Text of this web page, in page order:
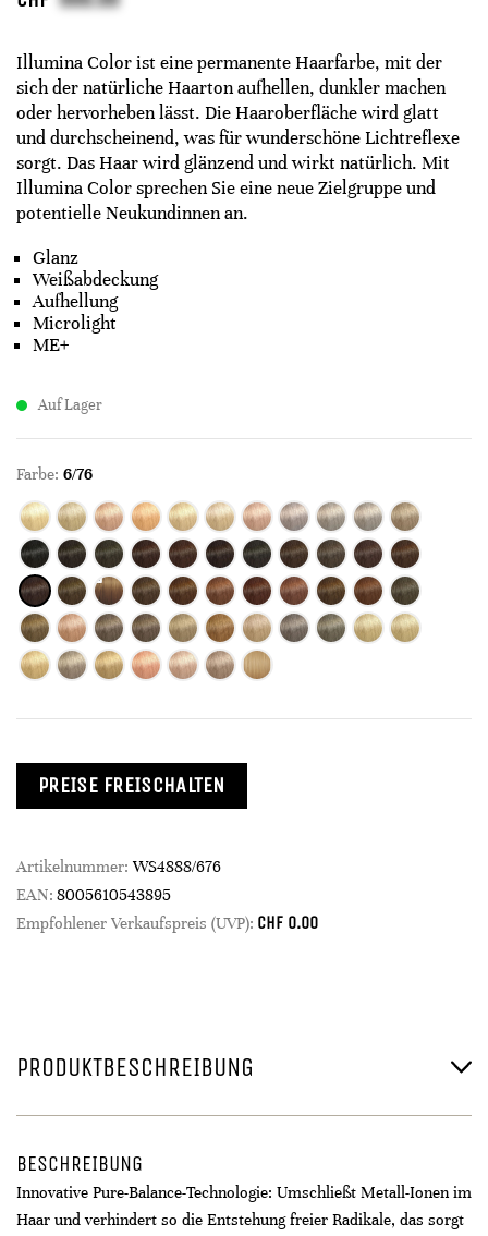
Illumina Color ist eine permanente Haarfarbe, mit der
sich der natürliche Haarton aufhellen, dunkler machen
oder hervorheben lässt. Die Haaroberfläche wird glatt
und durchscheinend, was für wunderschöne Lichtreflexe
sorgt. Das Haar wird glänzend und wirkt natürlich. Mit
Illumina Color sprechen Sie eine neue Zielgruppe und
potentielle Neukundinnen an.
Glanz
Weißabdeckung
Aufhellung
Microlight
ME+
Auf Lager
Farbe: 6/76
PREISE FREISCHALTEN
Artikelnummer: WS4888/676
EAN: 8005610543895
Empfohlener Verkaufspreis (UVP): CHF 0.00
PRODUKTBESCHREIBUNG
BESCHREIBUNG
Innovative Pure-Balance-Technologie: Umschließt Metall-Ionen im
Haar und verhindert so die Entstehung freier Radikale, das sorgt